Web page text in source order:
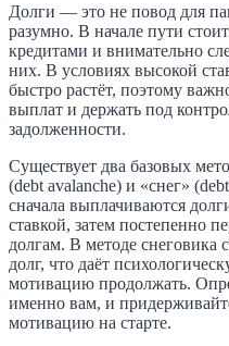
Долги — это не повод для
разумно. В начале пути
кредитами и внимательно
них. В условиях высокой
быстро растёт, поэтому
выплат и держать под
задолженности.
Существует два базовых
(debt avalanche) и «снег»
сначала выплачиваются
ставкой, затем постепенно
долгам. В методе снеговика
долг, что даёт
мотивацию продолжать.
именно вам, и
мотивацию на старте.